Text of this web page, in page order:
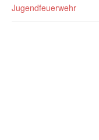
Jugendfeuerwehr